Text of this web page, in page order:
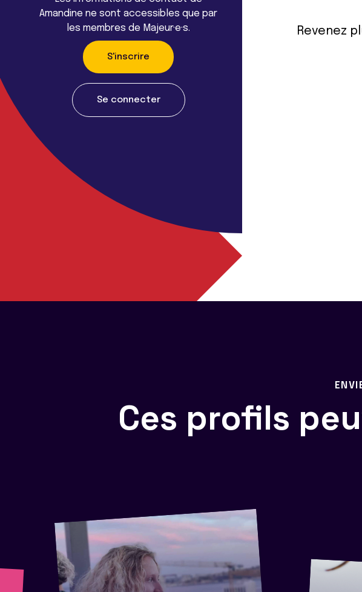
Amandine ne sont accessibles que par
les membres de Majeur·e·s.
S'inscrire
Se connecter
Revenez
Ces profils